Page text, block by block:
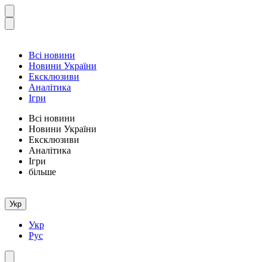
Всі новини
Новини України
Ексклюзиви
Аналітика
Ігри
Всі новини
Новини України
Ексклюзиви
Аналітика
Ігри
більше
Укр
Укр
Рус